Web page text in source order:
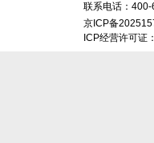
联系电话： 400-
京ICP备
ICP经营许可证